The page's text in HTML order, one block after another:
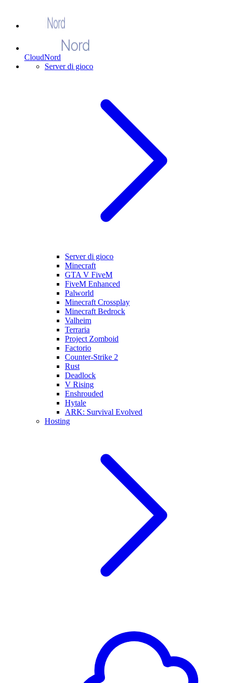
CloudNord
Server di gioco
Server di gioco
Minecraft
GTA V FiveM
FiveM Enhanced
Palworld
Minecraft Crossplay
Minecraft Bedrock
Valheim
Terraria
Project Zomboid
Factorio
Counter-Strike 2
Rust
Deadlock
V Rising
Enshrouded
Hytale
ARK: Survival Evolved
Hosting